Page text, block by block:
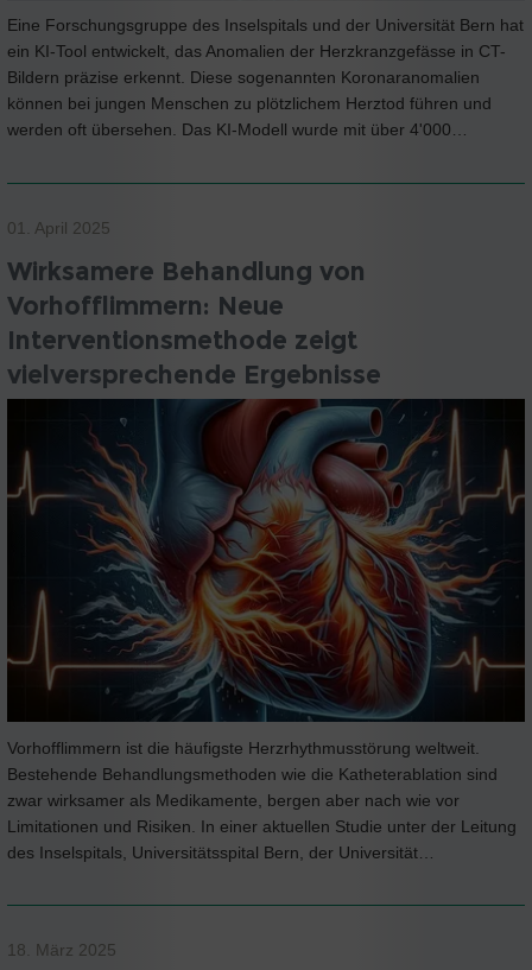
Eine Forschungsgruppe des Inselspitals und der Universität Bern hat
ein KI-Tool entwickelt, das Anomalien der Herzkranzgefässe in CT-
Bildern präzise erkennt. Diese sogenannten Koronaranomalien
können bei jungen Menschen zu plötzlichem Herztod führen und
werden oft übersehen. Das KI-Modell wurde mit über 4'000…
01. April 2025
Wirksamere Behandlung von
Vorhofflimmern: Neue
Interventionsmethode zeigt
vielversprechende Ergebnisse
Vorhofflimmern ist die häufigste Herzrhythmusstörung weltweit.
Bestehende Behandlungsmethoden wie die Katheterablation sind
zwar wirksamer als Medikamente, bergen aber nach wie vor
Limitationen und Risiken. In einer aktuellen Studie unter der Leitung
des Inselspitals, Universitätsspital Bern, der Universität…
18. März 2025